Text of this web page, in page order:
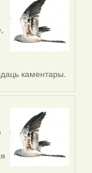
каментары.